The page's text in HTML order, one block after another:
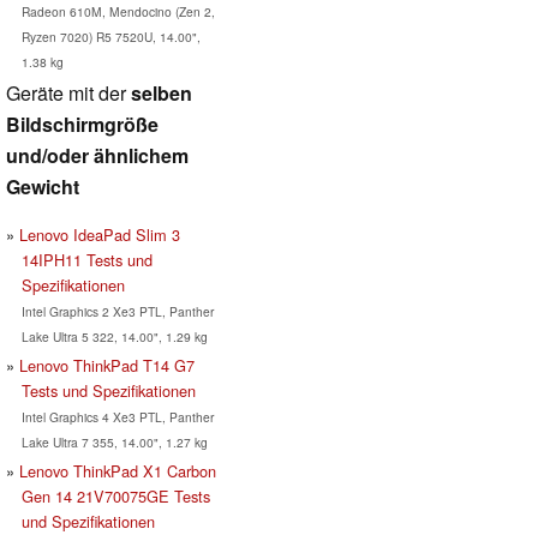
Radeon 610M, Mendocino (Zen 2,
Ryzen 7020) R5 7520U, 14.00",
1.38 kg
Geräte mit derselben
Bildschirmgröße
und/oder ähnlichem
Gewicht
Lenovo IdeaPad Slim 3
14IPH11 Tests und
Spezifikationen
Intel Graphics 2 Xe3 PTL, Panther
Lake Ultra 5 322, 14.00", 1.29 kg
Lenovo ThinkPad T14 G7
Tests und Spezifikationen
Intel Graphics 4 Xe3 PTL, Panther
Lake Ultra 7 355, 14.00", 1.27 kg
Lenovo ThinkPad X1 Carbon
Gen 14 21V70075GE Tests
und Spezifikationen